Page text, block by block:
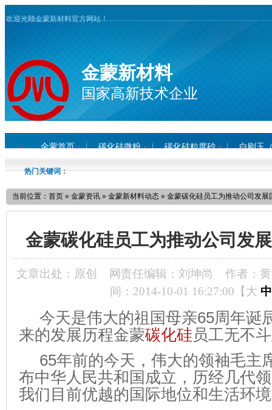
欢迎光顾金蒙新材料官方网站！
金蒙新材料
国家高新技术企业
金蒙首页 碳化硅微粉 碳化硅粒度砂 白刚玉
热门关键词：
当前位置： 首页 » 金蒙资讯 » 金蒙新材料动态 » 金蒙碳化硅员工为推动公司发展
金蒙碳化硅员工为推动公司发
文章出处：原创 网责任编辑：刘坤尚
作者：
间：2014-10-01 16:27:00【大 中
今天是伟大的祖国母亲65周年诞
来的发展历程金蒙碳化硅 员工无不
65年前的今天，伟大的领袖毛主
布中华人民共和国成立，历经几代
我们目前优越的国际地位和生活环